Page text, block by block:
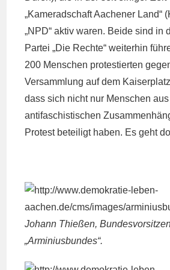
„Kameradschaft Aachener Land“
„NPD“ aktiv waren. Beide sind in
Partei „Die Rechte“ weiterhin
200 Menschen protestierten
Versammlung auf dem
dass sich nicht nur Menschen aus
antifaschistischen
Protest beteiligt haben. Es geht
Johann Thießen,
„Arminiusbundes“.